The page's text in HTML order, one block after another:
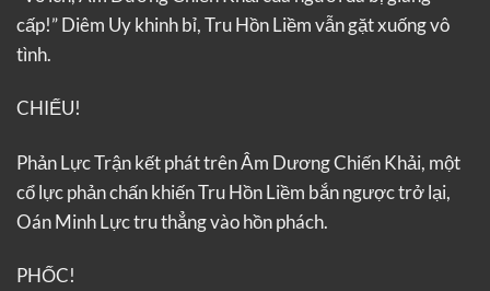
cấp!” Diêm Uy khinh bỉ, Tru Hồn Liềm vẫn gặt xuống vô
tình.
CHIẾU!
Phản Lực Trận kết phát trên Âm Dương Chiến Khải, một
cổ lực phản chấn khiến Tru Hồn Liềm bắn ngược trở lại,
Oán Minh Lực tru thẳng vào hồn phách.
PHỐC!